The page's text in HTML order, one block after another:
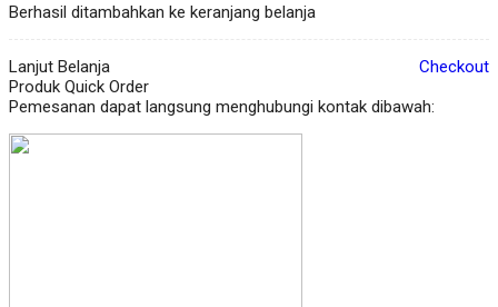
Berhasil ditambahkan ke keranjang belanja
Lanjut Belanja
Checkout
Produk Quick Order
Pemesanan dapat langsung menghubungi kontak dibawah: